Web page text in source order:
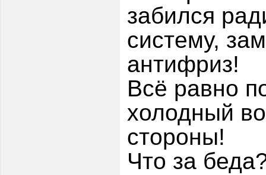
забился
систему,
антифриз!
Всё равно
холодный
стороны!
Что за